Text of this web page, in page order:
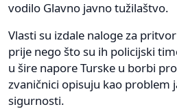
vodilo Glavno javno tužilaštvo.
Vlasti su izdale naloge za
prije nego što su ih policijski
u šire napore Turske u borbi
zvaničnici opisuju kao problem
sigurnosti.